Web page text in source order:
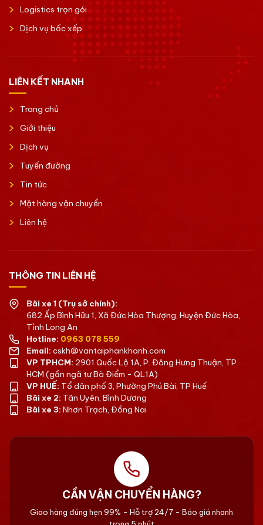
Logistics trọn gói
Dịch vụ bốc xếp
LIÊN KẾT NHANH
Trang chủ
Giới thiệu
Dịch vụ
Tuyến đường
Tin tức
Mặt hàng vận chuyển
Liên hệ
THÔNG TIN LIÊN HỆ
Bãi xe 1 (Trụ sở chính):
682 Ấp Bình Hữu 1, Xã Đức Hòa Thượng, Huyện Đức Hòa,
Tỉnh Long An
Hotline: 0963 078 559
Email: cskh@vantaiphankhanh.com
VP TPHCM: 2901 Quốc Lộ 1A, P. Đông Hưng Thuận, TP
HCM (gần ngã tư Bà Điểm - QL1A)
VP HUẾ: Tổ dân phố 3, Phường Phú Bài, TP Huế
Bãi xe 2: Tân Uyên, Bình Dương
Bãi xe 3: Nhơn Trạch, Đồng Nai
CẦN VẬN CHUYỂN HÀNG?
Giao hàng đúng hẹn 99% - Hỗ trợ 24/7 - Báo giá nhanh